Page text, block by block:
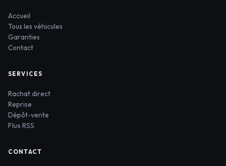
Accueil
Tous les véhicules
Garanties
Contact
SERVICES
Rachat direct
Reprise
Dépôt-vente
Flux RSS
CONTACT